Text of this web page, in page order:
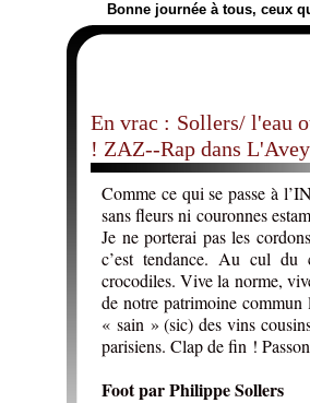
Bonne journée à tous, ceux
En vrac : Sollers/ l'eau
! ZAZ--Rap dans
Comme ce qui se passe à
sans fleurs ni couronnes
Je ne porterai pas les
c’est tendance. Au cul du
crocodiles. Vive la norme,
de notre patrimoine
« sain » (sic) des vins
parisiens. Clap de fin !
Foot par Philippe Sollers